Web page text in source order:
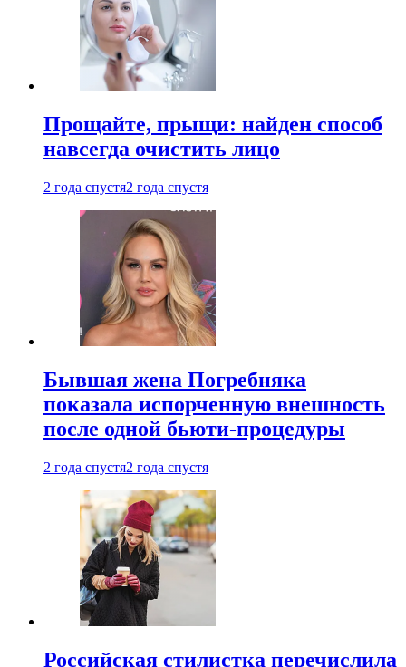
Прощайте, прыщи: найден способ
навсегда очистить лицо
2 года спустя2 года спустя
Бывшая жена Погребняка
показала испорченную внешность
после одной бьюти-процедуры
2 года спустя2 года спустя
Российская стилистка перечислила